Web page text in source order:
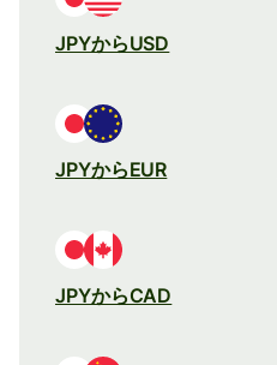
JPYからUSD
JPYからEUR
JPYからCAD